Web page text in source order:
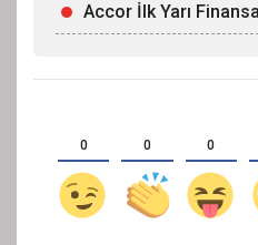
Accor İlk Yarı
0 0 0